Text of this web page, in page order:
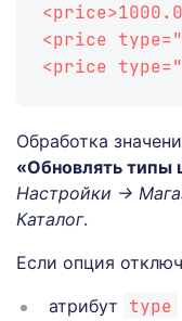
<price>
<price type="
<price type="
Обработка
«Обновлять типы
Настройки →
Каталог.
Если опция
атрибут type